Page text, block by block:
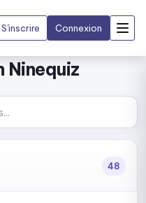
Utilisateur
créer des quiz, gérer des
S'inscrire Connexion
Ninequiz
48